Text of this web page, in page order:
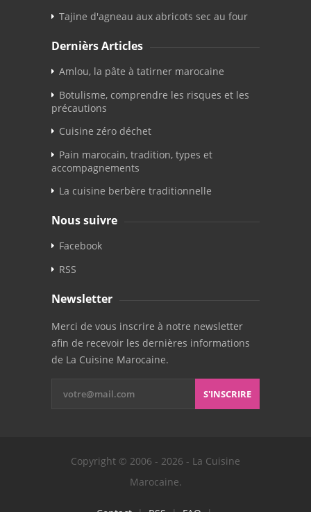
Tajine d'agneau aux abricots sec au four
Dernièrs Articles
Amlou, la pâte à tatirner marocaine
Botulisme, comprendre les risques et les
précautions
Cuisine zéro déchet
Pain marocain, tradition, types et
accompagnements
La cuisine berbère traditionnelle
Nous suivre
Facebook
RSS
Newsletter
Merci de vous inscrire à notre newsletter
afin de recevoir les dernières informations
de La Cuisine Marocaine.
S'INSCRIRE
Copyright © 2006 - 2026 - La Cuisine
Marocaine.